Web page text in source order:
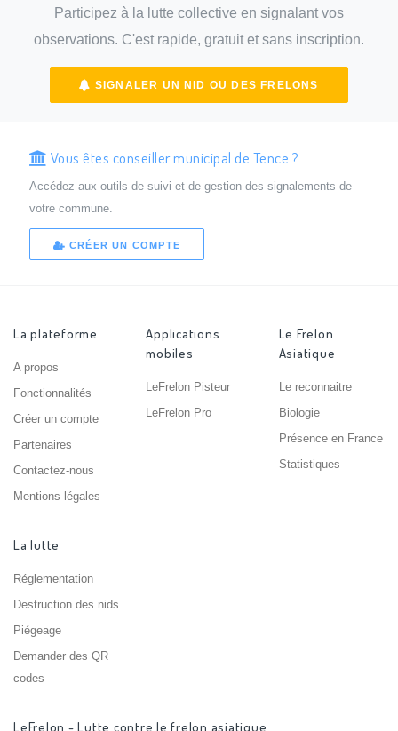
Participez à la lutte collective en signalant vos
observations. C'est rapide, gratuit et sans inscription.
SIGNALER UN NID OU DES FRELONS
Vous êtes conseiller municipal de Tence ?
Accédez aux outils de suivi et de gestion des signalements de
votre commune.
CRÉER UN COMPTE
La plateforme
A propos
Fonctionnalités
Créer un compte
Partenaires
Contactez-nous
Mentions légales
Applications
mobiles
LeFrelon Pisteur
LeFrelon Pro
Le Frelon
Asiatique
Le reconnaitre
Biologie
Présence en France
Statistiques
La lutte
Réglementation
Destruction des nids
Piégeage
Demander des QR
codes
LeFrelon - Lutte contre le frelon asiatique